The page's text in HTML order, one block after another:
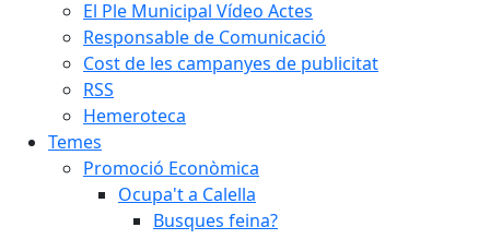
El Ple Municipal Vídeo Actes
Responsable de Comunicació
Cost de les campanyes de publicitat
RSS
Hemeroteca
Temes
Promoció Econòmica
Ocupa't a Calella
Busques feina?